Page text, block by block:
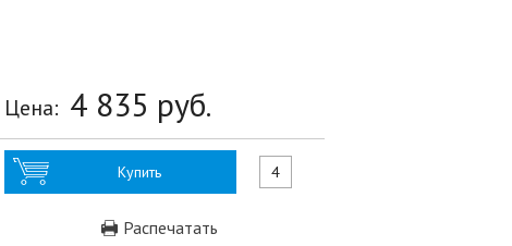
Цена: 4 835 руб.
Купить
Распечатать